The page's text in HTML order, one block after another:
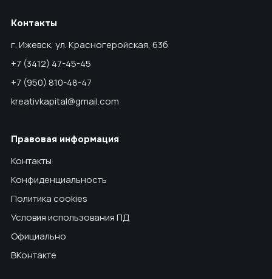
Контакты
г. Ижевск, ул. Красногеройская, 63б
+7 (3412) 47-45-45
+7 (950) 810-48-47
kreativkapital@gmail.com
Правовая информация
Контакты
Конфиденциальность
Политика cookies
Условия использования ПД
Официально
ВКонтакте